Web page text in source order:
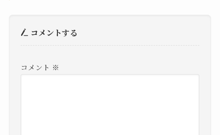
コメントする
コメント ※